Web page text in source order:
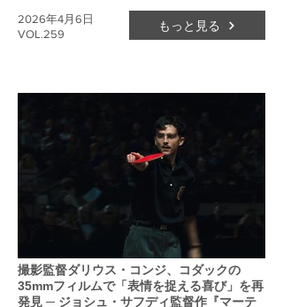
VOL.259
2026年4月6日 もっと見る
撮影監督ダリウス・コンジ、コダックの
35mmフィルムで「表情を捉える喜び」を再
発見 ─ ジョシュ・サフディ監督作『マーテ